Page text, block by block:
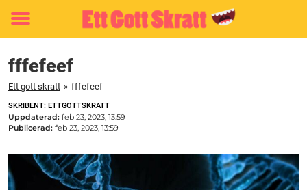
Toggle
fffefeef
Ett gott skratt » fffefeef
SKRIBENT: ETTGOTTSKRATT
Uppdaterad: feb 23, 2023, 13:59
Publicerad: feb 23, 2023, 13:59